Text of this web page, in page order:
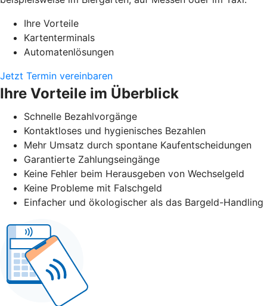
Ihre Vorteile
Kartenterminals
Automatenlösungen
Jetzt Termin vereinbaren
Ihre Vorteile im Überblick
Schnelle Bezahlvorgänge
Kontaktloses und hygienisches Bezahlen
Mehr Umsatz durch spontane Kaufentscheidungen
Garantierte Zahlungseingänge
Keine Fehler beim Herausgeben von Wechselgeld
Keine Probleme mit Falschgeld
Einfacher und ökologischer als das Bargeld-Handling